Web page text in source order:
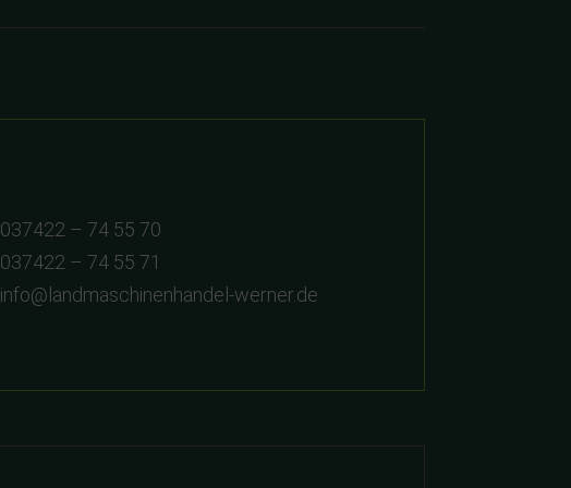
037422 – 74 55 70
037422 – 74 55 71
info@landmaschinenhandel-werner.de